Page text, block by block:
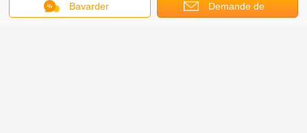
Bavarder Demande de